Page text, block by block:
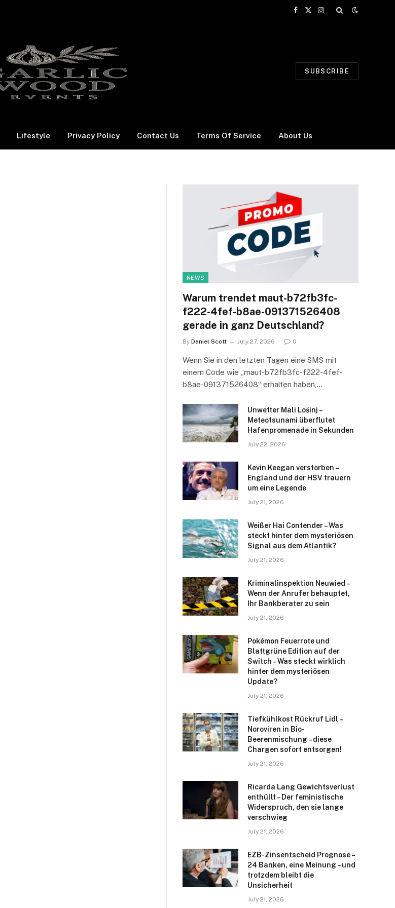
Facebook
X
Instagram
SUBSCRIBE
Lifestyle Privacy Policy Contact Us Terms Of Service About Us
NEWS
Warum trendet maut-b72fb3fc-
f222-4fef-b8ae-091371526408
gerade in ganz Deutschland?
By Daniel Scott July 27, 2026 0
Wenn Sie in den letzten Tagen eine SMS mit
einem Code wie „maut-b72fb3fc-f222-4fef-
b8ae-091371526408“ erhalten haben,…
Unwetter Mali Lošinj –
Meteotsunami überflutet
Hafenpromenade in Sekunden
July 22, 2026
Kevin Keegan verstorben –
England und der HSV trauern
um eine Legende
July 21, 2026
Weißer Hai Contender – Was
steckt hinter dem mysteriösen
Signal aus dem Atlantik?
July 21, 2026
Kriminalinspektion Neuwied –
Wenn der Anrufer behauptet,
Ihr Bankberater zu sein
July 21, 2026
Pokémon Feuerrote und
Blattgrüne Edition auf der
Switch – Was steckt wirklich
hinter dem mysteriösen
Update?
July 21, 2026
Tiefkühlkost Rückruf Lidl –
Noroviren in Bio-
Beerenmischung – diese
Chargen sofort entsorgen!
July 21, 2026
Ricarda Lang Gewichtsverlust
enthüllt – Der feministische
Widerspruch, den sie lange
verschwieg
July 21, 2026
EZB-Zinsentscheid Prognose –
24 Banken, eine Meinung – und
trotzdem bleibt die
Unsicherheit
July 21, 2026